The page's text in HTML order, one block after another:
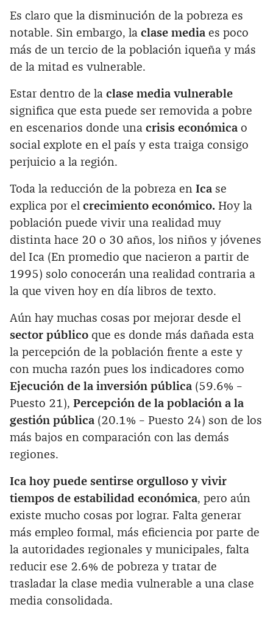
Es claro que la disminución de la pobreza es
notable. Sin embargo, la clase media es poco
más de un tercio de la población iqueña y más
de la mitad es vulnerable.
Estar dentro de la clase media vulnerable
significa que esta puede ser removida a pobre
en escenarios donde una crisis económica o
social explote en el país y esta traiga consigo
perjuicio a la región.
Toda la reducción de la pobreza en Ica se
explica por el crecimiento económico. Hoy la
población puede vivir una realidad muy
distinta hace 20 o 30 años, los niños y jóvenes
del Ica (En promedio que nacieron a partir de
1995) solo conocerán una realidad contraria a
la que viven hoy en día libros de texto.
Aún hay muchas cosas por mejorar desde el
sector público que es donde más dañada esta
la percepción de la población frente a este y
con mucha razón pues los indicadores como
Ejecución de la inversión pública (59.6% –
Puesto 21), Percepción de la población a la
gestión pública (20.1% – Puesto 24) son de los
más bajos en comparación con las demás
regiones.
Ica hoy puede sentirse orgulloso y vivir
tiempos de estabilidad económica, pero aún
existe mucho cosas por lograr. Falta generar
más empleo formal, más eficiencia por parte de
la autoridades regionales y municipales, falta
reducir ese 2.6% de pobreza y tratar de
trasladar la clase media vulnerable a una clase
media consolidada.